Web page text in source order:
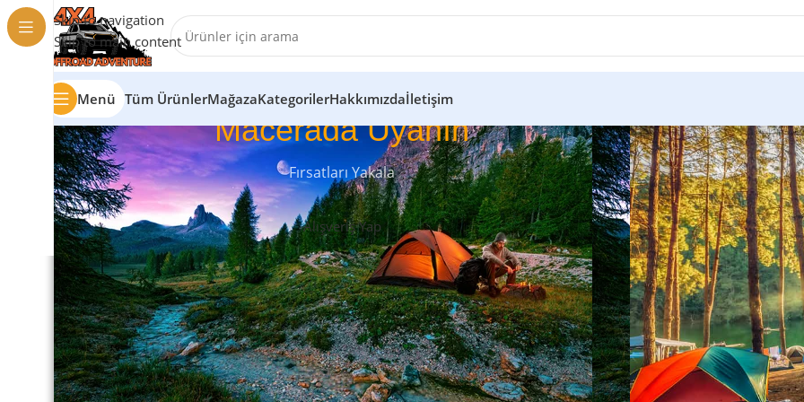
Skip to navigation
Skip to main content
Menü Tüm ÜrünlerMağazaKategorilerHakkımızdaİletişim
Macerada Uyanın
Fırsatları Yakala
Alışveriş Yap